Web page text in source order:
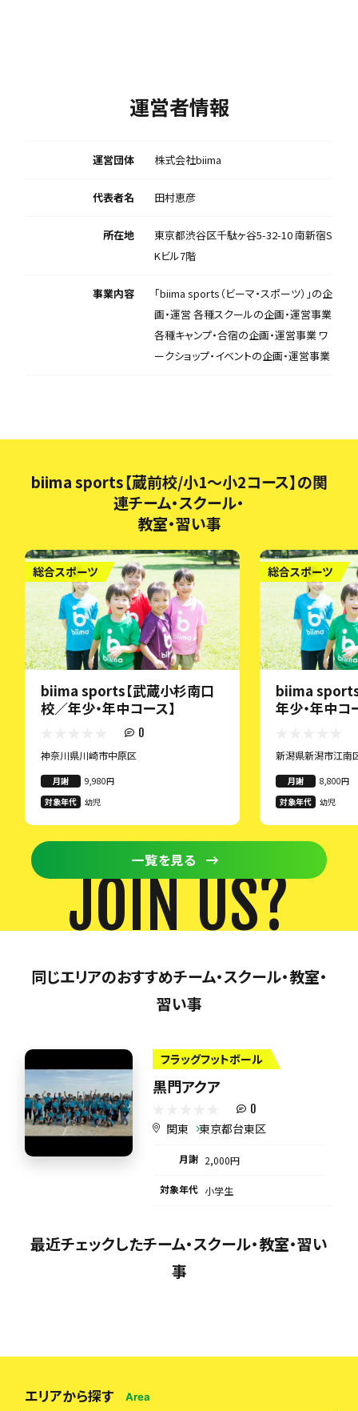
運営者情報
運営団体 株式会社biima
代表者名 田村恵彦
所在地
東京都渋谷区千駄ヶ谷5-32-10 南新宿S
Kビル7階
事業内容
「biima sports（ビーマ・スポーツ）」の企
画・運営 各種スクールの企画・運営事業
各種キャンプ・合宿の企画・運営事業 ワ
ークショップ・イベントの企画・運営事業
biima sports【蔵前校/小1〜小2コース】の関
連チーム・スクール・
教室・習い事
総合スポーツ
biima sports【武蔵小杉南口
校／年少・年中コース】
0
神奈川県川崎市中原区
月謝
9,980円
対象年代
幼児
総合スポーツ
biima sports
年少・年中コ
新潟県新潟市江南
月謝
8,800円
対象年代
幼児
一覧を見る
JOIN US?
同じエリアのおすすめチーム・スクール・教室・
習い事
フラッグフットボール
黒門アクア
0
関東 東京都台東区
月謝 2,000円
対象年代 小学生
最近チェックしたチーム・スクール・教室・習い
事
エリアから探す Area